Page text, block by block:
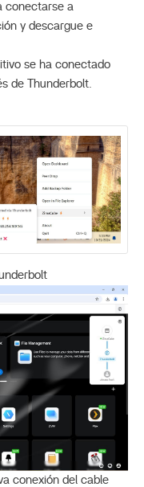
conectarse a
y descargue e
se ha conectado
de Thunderbolt.
conexión del cable